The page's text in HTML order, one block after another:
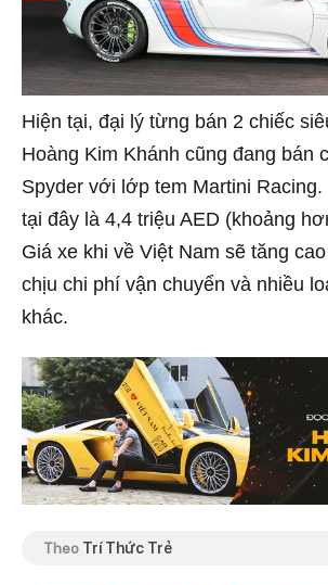
Hiện tại, đại lý từng bán 2 chiếc
Hoàng Kim Khánh cũng đang bán
Spyder với lớp tem Martini Racing.
tại đây là 4,4 triệu AED (khoảng
Giá xe khi về Việt Nam sẽ tăng
chịu chi phí vận chuyển và nhiều
khác.
Theo Trí Thức Trẻ